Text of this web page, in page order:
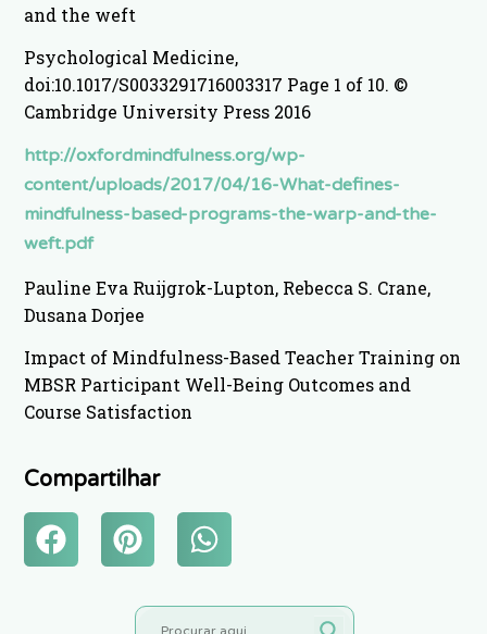
and the weft
Psychological Medicine,
doi:10.1017/S0033291716003317 Page 1 of 10. ©
Cambridge University Press 2016
http://oxfordmindfulness.org/wp-
content/uploads/2017/04/16-What-defines-
mindfulness-based-programs-the-warp-and-the-
weft.pdf
Pauline Eva Ruijgrok-Lupton, Rebecca S. Crane,
Dusana Dorjee
Impact of Mindfulness-Based Teacher Training on
MBSR Participant Well-Being Outcomes and
Course Satisfaction
Compartilhar